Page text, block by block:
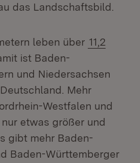
das Landschaftsbild.
leben über 11,2
ist Baden-
und Niedersachsen
Mehr
Westfalen und
etwas größer und
gibt mehr Baden-
Baden-Württemberger